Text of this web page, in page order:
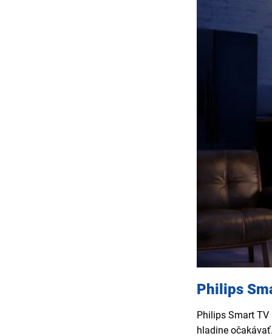
frekvenciu
Philips
Philips Smart
hladine očakávať.